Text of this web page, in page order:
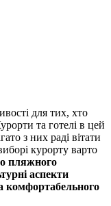
для тих, хто
та готелі в цей
з них раді вітати
курорту варто
пляжного
аспекти
комфортабельного